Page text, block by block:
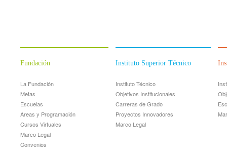
Fundación
La Fundación
Metas
Escuelas
Areas y Programación
Cursos Virtuales
Marco Legal
Convenios
Instituto Superior Técnico
Instituto Técnico
Objetivos Institucionales
Carreras de Grado
Proyectos Innovadores
Marco Legal